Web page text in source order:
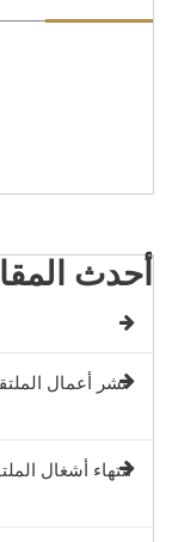
أحدث
نشر أعمال
انتهاء أشغال